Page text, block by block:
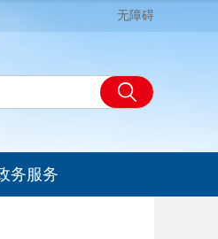
无障碍
务服务